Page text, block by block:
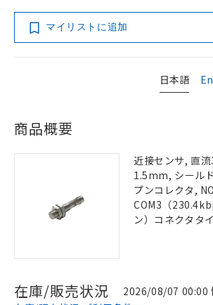
マイリストに追加
日本語
商品概要
近接センサ, 直
1.5mm, シール
プンコレクタ,
COM3（
ン）コネクタタ
在庫/販売状況
2026/08/07 00:00